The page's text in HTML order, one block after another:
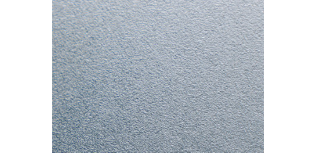
Cobre TECU Zinn